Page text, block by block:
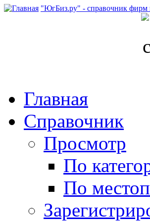
"ЮгБиз.ру" - справочник фирм
Главная
Справочник
Просмотр
По
По